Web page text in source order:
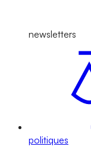
newsletters
politiques